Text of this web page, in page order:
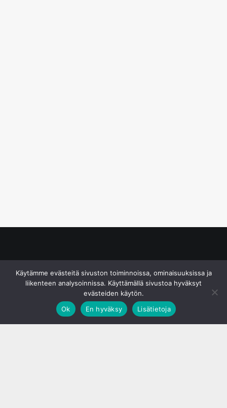
Käytämme evästeitä sivuston toiminnoissa, ominaisuuksissa ja
liikenteen analysoinnissa. Käyttämällä sivustoa hyväksyt
evästeiden käytön.
Ok
En hyväksy Lisätietoja